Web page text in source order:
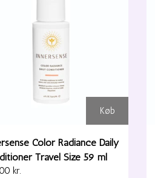
Køb
Color Radiance Daily
Travel Size 59 ml
kr.